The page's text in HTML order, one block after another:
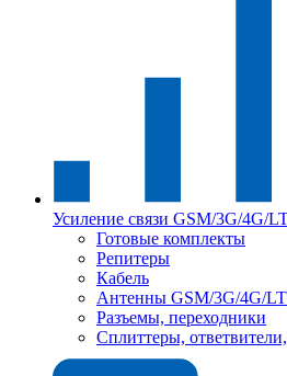
Усиление связи GSM/3G/4G/
Готовые комплекты
Репитеры
Кабель
Антенны GSM/3G/4G/
Разъемы, переходники
Сплиттеры,